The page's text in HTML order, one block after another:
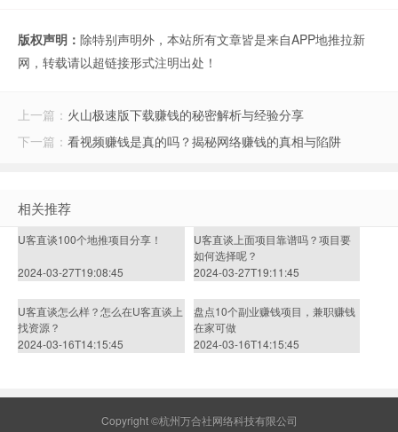
版权声明： 除特别声明外，本站所有文章皆是来自APP地推拉新
网，转载请以超链接形式注明出处！
上一篇： 火山极速版下载赚钱的秘密解析与经验分享
下一篇： 看视频赚钱是真的吗？揭秘网络赚钱的真相与陷阱
相关推荐
U客直谈100个地推项目分享！
2024-03-27T19:08:45
U客直谈上面项目靠谱吗？项目要
如何选择呢？
2024-03-27T19:11:45
U客直谈怎么样？怎么在U客直谈上
找资源？
2024-03-16T14:15:45
盘点10个副业赚钱项目，兼职赚钱
在家可做
2024-03-16T14:15:45
Copyright ©杭州万合社网络科技有限公司